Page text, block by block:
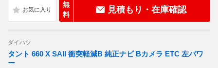
無
料
見積もり・在庫確認
ダイハツ
タント 660 X SAII 衝突軽減B 純正ナビ Bカメラ ETC 左パワ
ー